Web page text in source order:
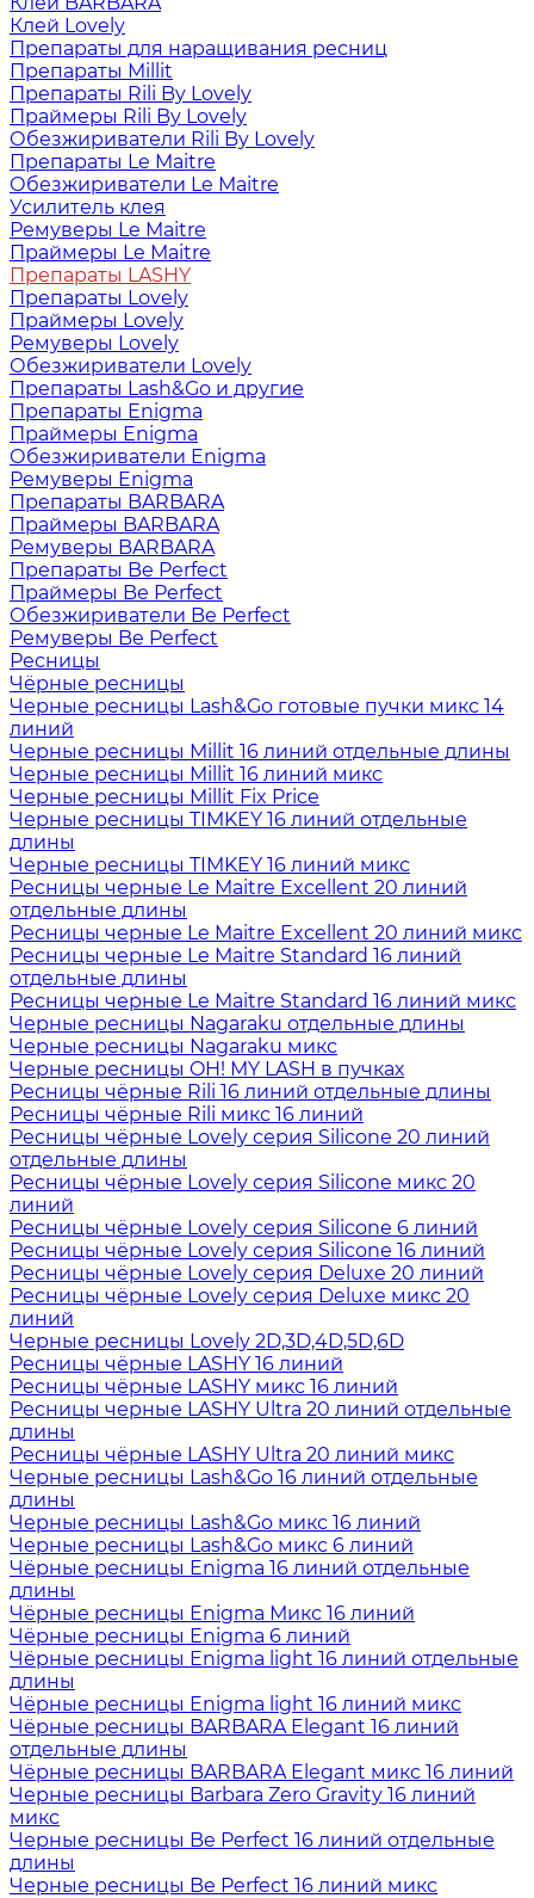
Клей Lovely
Препараты для наращивания ресниц
Препараты Millit
Препараты Rili By Lovely
Праймеры Rili By Lovely
Обезжириватели Rili By Lovely
Препараты Le Maitre
Обезжириватели Le Maitre
Усилитель клея
Ремуверы Le Maitre
Праймеры Le Maitre
Препараты LASHY
Препараты Lovely
Праймеры Lovely
Ремуверы Lovely
Обезжириватели Lovely
Препараты Lash&Go и другие
Препараты Enigma
Праймеры Enigma
Обезжириватели Enigma
Ремуверы Enigma
Препараты BARBARA
Праймеры BARBARA
Ремуверы BARBARA
Препараты Be Perfect
Праймеры Be Perfect
Обезжириватели Be Perfect
Ремуверы Be Perfect
Ресницы
Чёрные ресницы
Черные ресницы Lash&Go готовые пучки микс 14
линий
Черные ресницы Millit 16 линий отдельные длины
Черные ресницы Millit 16 линий микс
Черные ресницы Millit Fix Price
Черные ресницы TIMKEY 16 линий отдельные
длины
Черные ресницы TIMKEY 16 линий микс
Ресницы черные Le Maitre Excellent 20 линий
отдельные длины
Ресницы черные Le Maitre Excellent 20 линий микс
Ресницы черные Le Maitre Standard 16 линий
отдельные длины
Ресницы черные Le Maitre Standard 16 линий микс
Черные ресницы Nagaraku отдельные длины
Черные ресницы Nagaraku микс
Черные ресницы OH! MY LASH в пучках
Ресницы чёрные Rili 16 линий отдельные длины
Ресницы чёрные Rili микс 16 линий
Ресницы чёрные Lovely серия Silicone 20 линий
отдельные длины
Ресницы чёрные Lovely серия Silicone микс 20
линий
Ресницы чёрные Lovely серия Silicone 6 линий
Ресницы чёрные Lovely серия Silicone 16 линий
Ресницы чёрные Lovely серия Deluxe 20 линий
Ресницы чёрные Lovely серия Deluxe микс 20
линий
Черные ресницы Lovely 2D,3D,4D,5D,6D
Ресницы чёрные LASHY 16 линий
Ресницы чёрные LASHY микс 16 линий
Ресницы черные LASHY Ultra 20 линий отдельные
длины
Ресницы чёрные LASHY Ultra 20 линий микс
Черные ресницы Lash&Go 16 линий отдельные
длины
Черные ресницы Lash&Go микс 16 линий
Черные ресницы Lash&Go микс 6 линий
Чёрные ресницы Enigma 16 линий отдельные
длины
Чёрные ресницы Enigma Микс 16 линий
Чёрные ресницы Enigma 6 линий
Чёрные ресницы Enigma light 16 линий отдельные
длины
Чёрные ресницы Enigma light 16 линий микс
Чёрные ресницы BARBARA Elegant 16 линий
отдельные длины
Чёрные ресницы BARBARA Elegant микс 16 линий
Черные ресницы Barbara Zero Gravity 16 линий
микс
Черные ресницы Be Perfect 16 линий отдельные
длины
Черные ресницы Be Perfect 16 линий микс